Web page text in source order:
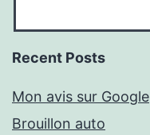
Recent Posts
Mon avis sur Google
Brouillon auto